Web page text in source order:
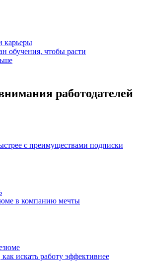
карьеры
обучения, чтобы расти
работодателей
с преимуществами подписки
в компанию мечты
искать работу эффективнее